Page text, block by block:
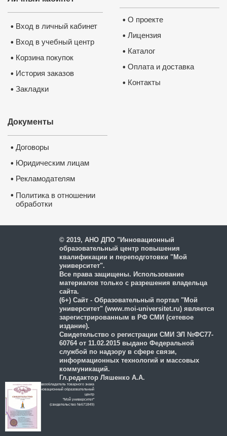
• О проекте
• Лицензия
• Каталог
• Оплата и доставка
• Контакты
• Вход в личный кабинет
• Вход в учебный центр
• Корзина покупок
• История заказов
• Закладки
Документы
• Договоры
• Юридическим лицам
• Рекламодателям
• Политика в отношении
обработки
© 2019, АНО ДПО "Инновационный
образовательный центр повышения
квалификации и переподготовки "Мой
университет".
Все права защищены. Использование
материалов только с разрешения владельца
сайта.
(6+) Сайт - Образовательный портал "Мой
университет" (www.moi-universitet.ru) является
зарегистрированным в РФ СМИ (сетевое
издание).
Свидетельство о регистрации СМИ ЭЛ №ФС77-
60764 от 11.02.2015 выдано Федеральной
службой по надзору в сфере связи,
информационных технологий и массовых
коммуникаций.
Гл.редактор Ляшенко А.А.
Правообладатель товарного знака
Инновационный образовательный
цeнтр
"Мой университет"
(свидетельство №671849)